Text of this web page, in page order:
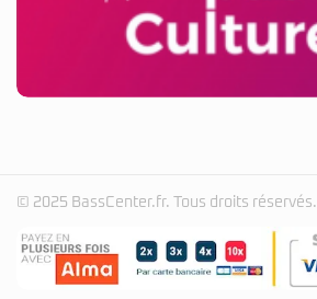
© 2025 BassCenter.fr. Tous droits réservés.